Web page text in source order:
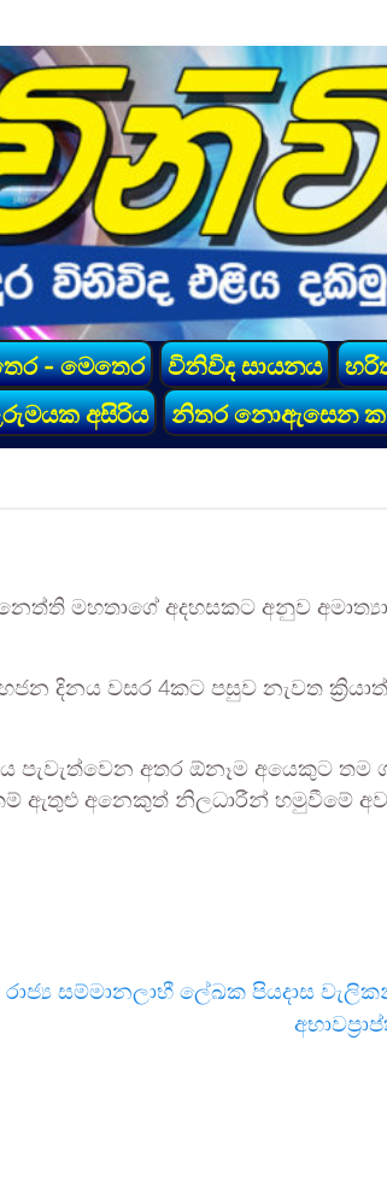
- මෙතෙර විනිවිද සායනය
අසිරිය නිතර නොඇසෙන
මහතාගේ අදහසකට අනුව
දිනය වසර 4කට පසුව නැවත
පැවැත්වෙන අතර ඕනෑම අයෙකුට තම
ඇතුළු අනෙකුත් නිලධාරීන් හමුවීමේ
රාජ්‍ය සම්මානලාභී ලේඛක පියදාස